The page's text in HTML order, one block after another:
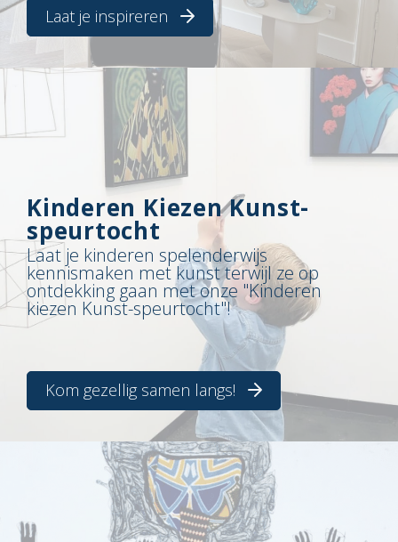
Laat je inspireren
Kinderen Kiezen Kunst-
speurtocht
Laat je kinderen spelenderwijs
kennismaken met kunst terwijl ze op
ontdekking gaan met onze "Kinderen
kiezen Kunst-speurtocht"!
Kom gezellig samen langs!